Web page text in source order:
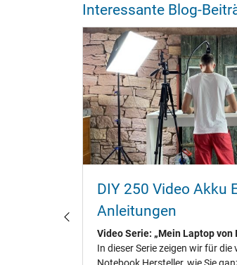
Interessante Blog-
Akku Faktencheck –
Sicherheit &
Was stimmt wirklich?
Rund um Notebook‑ und